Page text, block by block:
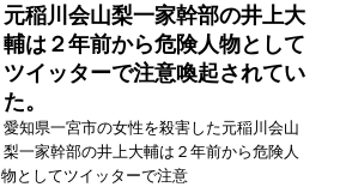
元稲川会山梨一家幹部の井上大
輔は２年前から危険人物として
ツイッターで注意喚起されてい
た。
愛知県一宮市の女性を殺害した元稲川会山
梨一家幹部の井上大輔は２年前から危険人
物としてツイッターで注意